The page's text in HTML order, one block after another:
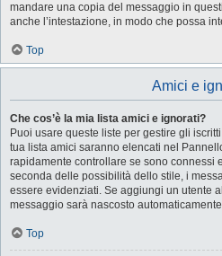
mandare una copia del messaggio in
anche l’intestazione, in modo che possa
Top
Amici e
Che cos’è la mia lista amici e ignorati?
Puoi usare queste liste per gestire gli
tua lista amici saranno elencati nel
rapidamente controllare se sono connessi
seconda delle possibilità dello stile, i
essere evidenziati. Se aggiungi un utente
messaggio sarà nascosto
Top